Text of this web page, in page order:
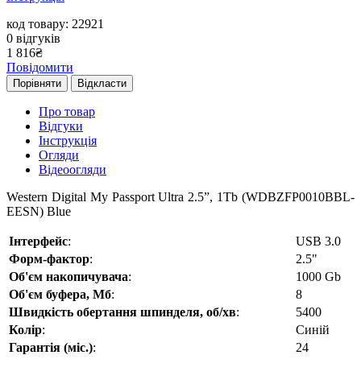
код товару: 22921
0 відгуків
1 816₴
Повідомити
Порівняти Відкласти
Про товар
Відгуки
Інструкція
Огляди
Відеоогляди
Western Digital My Passport Ultra 2.5”, 1Tb (WDBZFP0010BBL-
EESN) Blue
Інтерфейс:
USB 3.0
Форм-фактор:
2.5"
Об'єм накопичувача:
1000 Gb
Об'єм буфера, Мб:
8
Швидкість обертання шпинделя, об/хв:
5400
Колір:
Синій
Гарантія (міс.): 24